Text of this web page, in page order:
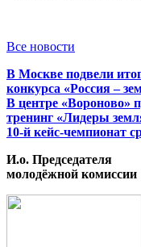
Все новости
В Москве подвели
конкурса «Россия –
В центре «Вороново»
тренинг «Лидеры
10-й кейс-чемпионат
И.о. Председателя
молодёжной комиссии